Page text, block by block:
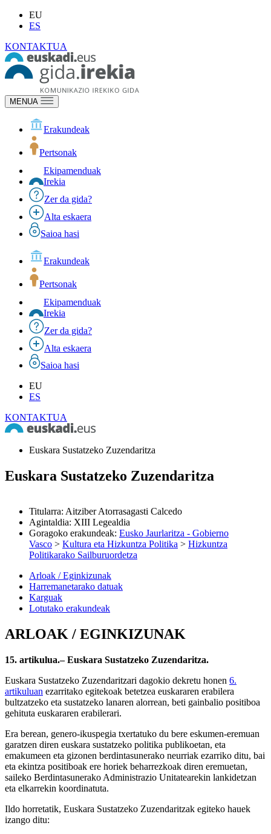
EU
ES
KONTAKTUA
MENUA
Erakundeak
Pertsonak
Ekipamenduak
Irekia
Zer da gida?
Alta eskaera
Saioa hasi
Erakundeak
Pertsonak
Ekipamenduak
Irekia
Zer da gida?
Alta eskaera
Saioa hasi
EU
ES
KONTAKTUA
Euskara Sustatzeko Zuzendaritza
Euskara Sustatzeko Zuzendaritza
Titularra: Aitziber Atorrasagasti Calcedo
Agintaldia: XIII Legealdia
Goragoko erakundeak: Eusko Jaurlaritza - Gobierno
Vasco > Kultura eta Hizkuntza Politika > Hizkuntza
Politikarako Sailburuordetza
Arloak / Eginkizunak
Harremanetarako datuak
Karguak
Lotutako erakundeak
ARLOAK / EGINKIZUNAK
15. artikulua.– Euskara Sustatzeko Zuzendaritza.
Euskara Sustatzeko Zuzendaritzari dagokio dekretu honen 6.
artikuluan ezarritako egitekoak betetzea euskararen erabilera
bultzatzeko eta sustatzeko lanaren alorrean, beti gainbalio positiboa
gehituta euskararen erabilerari.
Era berean, genero-ikuspegia txertatuko du bere eskumen-eremuan
garatzen diren euskara sustatzeko politika publikoetan, eta
emakumeen eta gizonen berdintasunerako neurriak ezarriko ditu, bai
eta ekintza positiboak ere horiek beharrezkoak diren eremuetan,
saileko Berdintasunerako Administrazio Unitatearekin lankidetzan
eta elkarrekin koordinatuta.
Ildo horretatik, Euskara Sustatzeko Zuzendaritzak egiteko hauek
izango ditu: